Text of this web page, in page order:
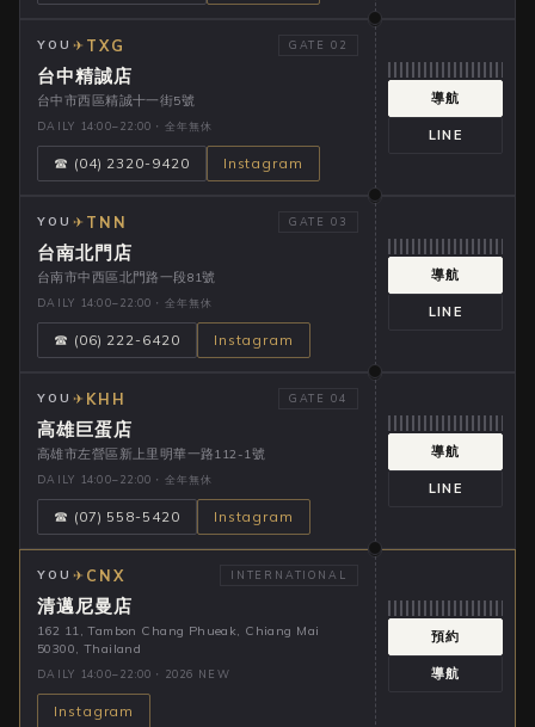
YOU ✈ TXG GATE 02
台中精誠店
台中市西區精誠十一街5號
DAILY 14:00–22:00・全年無休
☎ (04) 2320-9420 Instagram
導航
LINE
YOU ✈ TNN GATE 03
台南北門店
台南市中西區北門路一段81號
DAILY 14:00–22:00・全年無休
☎ (06) 222-6420 Instagram
導航
LINE
YOU ✈ KHH GATE 04
高雄巨蛋店
高雄市左營區新上里明華一路112-1號
DAILY 14:00–22:00・全年無休
☎ (07) 558-5420 Instagram
導航
LINE
YOU ✈ CNX INTERNATIONAL
清邁尼曼店
162 11, Tambon Chang Phueak, Chiang Mai
50300, Thailand
DAILY 14:00–22:00・2026 NEW
Instagram
預約
導航